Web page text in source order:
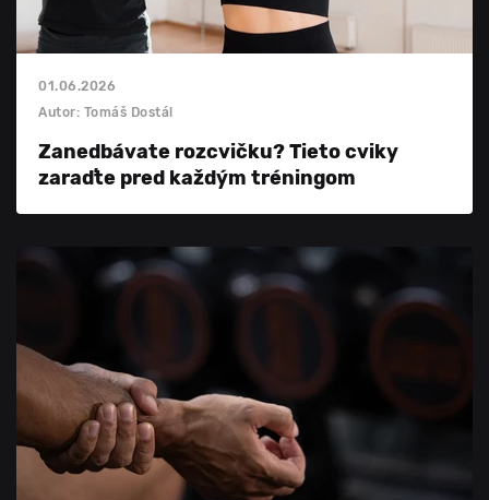
01.06.2026
Autor: Tomáš Dostál
Zanedbávate rozcvičku? Tieto cviky
zaraďte pred každým tréningom